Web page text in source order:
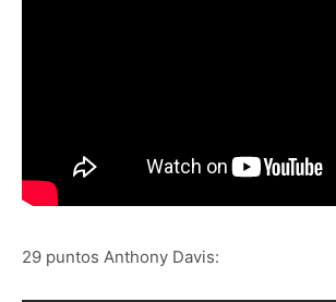
29 puntos Anthony Davis: